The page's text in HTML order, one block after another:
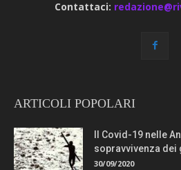
Contattaci:
ARTICOLI POPOLARI
Il Covid-19 nelle
sopravvivenza dei
30/09/2020